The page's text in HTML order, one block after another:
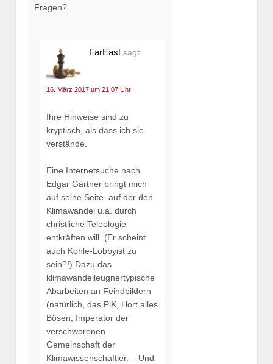
Fragen?
FarEast sagt:
16. März 2017 um 21:07 Uhr
Ihre Hinweise sind zu
kryptisch, als dass ich sie
verstände.
Eine Internetsuche nach
Edgar Gärtner bringt mich
auf seine Seite, auf der den
Klimawandel u.a. durch
christliche Teleologie
entkräften will. (Er scheint
auch Kohle-Lobbyist zu
sein?!) Dazu das
klimawandelleugnertypische
Abarbeiten an Feindbildern
(natürlich, das PiK, Hort alles
Bösen, Imperator der
verschworenen
Gemeinschaft der
Klimawissenschaftler. – Und